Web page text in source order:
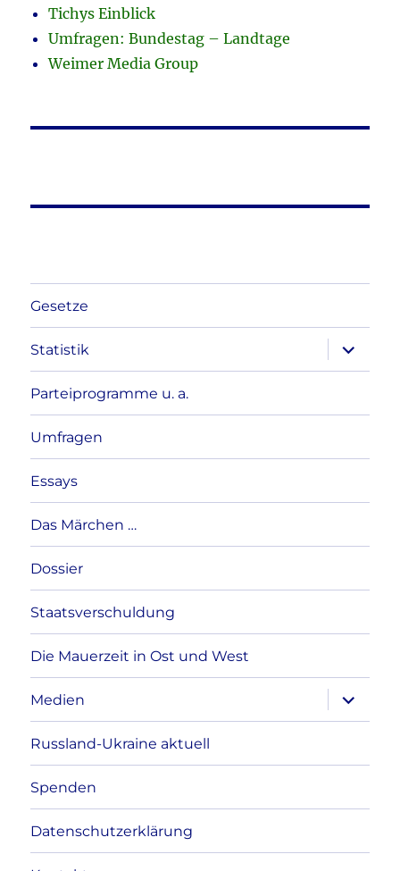
Tichys Einblick
Umfragen: Bundestag – Landtage
Weimer Media Group
Gesetze
Statistik
anzeigen
Parteiprogramme u. a.
Umfragen
Essays
Das Märchen …
Dossier
Staatsverschuldung
Die Mauerzeit in Ost und West
Medien
anzeigen
Russland-Ukraine aktuell
Spenden
Datenschutzerklärung